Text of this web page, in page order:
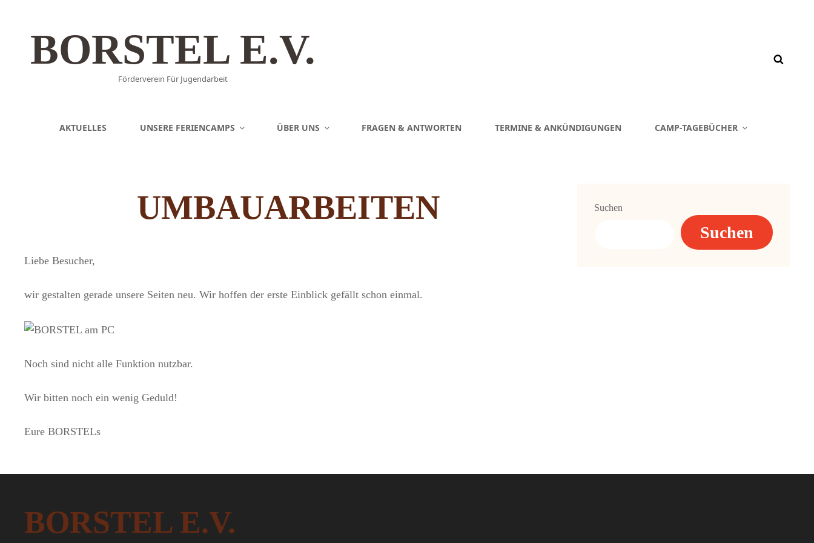
BORSTEL E.V.
Förderverein Für Jugendarbeit
AKTUELLES UNSERE FERIENCAMPS ÜBER UNS FRAGEN & ANTWORTEN TERMINE & ANKÜNDIGUNGEN CAMP-TAGEBÜCHER
UMBAUARBEITEN
Liebe Besucher,
wir gestalten gerade unsere Seiten neu. Wir hoffen der erste Einblick gefällt schon einmal.
Noch sind nicht alle Funktion nutzbar.
Wir bitten noch ein wenig Geduld!
Eure BORSTELs
Suchen
Suchen
BORSTEL E.V.